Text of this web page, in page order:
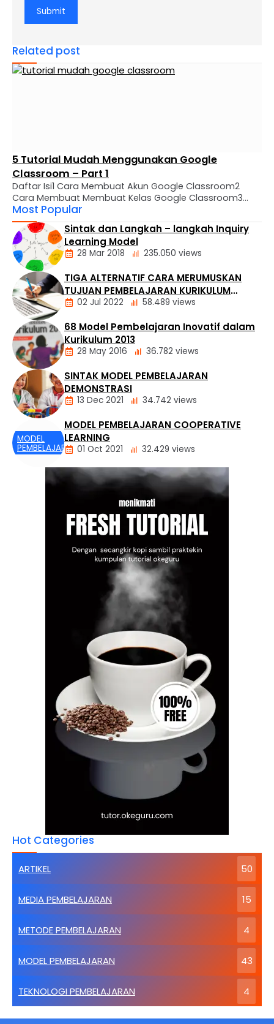
Related post
5 Tutorial Mudah Menggunakan Google
Classroom – Part 1
Daftar Isi1 Cara Membuat Akun Google Classroom2
Cara Membuat Membuat Kelas Google Classroom3
Cara Mengundang Siswa Ke Dalam Kelas Google
Classroom4 Cara Buat dan Menilai Tugas Di Google
Classroom5 Cara Buat Rubrik Di Google Classroom
Okeguru.com – Tutorial Mudah Menggunakan Google
Classroom Halo sobat okeguru.Hadirnya Pandemic
Covid-19 menuntut guru untuk lebih kreatif.Memaksakan
siswa untuk mampu …
Most Popular
MODEL
PEMBELAJARAN
Sintak dan Langkah – langkah Inquiry
Learning Model
28 Mar 2018 235.050 views
ARTIKEL
KURIKULUM
TIGA ALTERNATIF CARA MERUMUSKAN
TUJUAN PEMBELAJARAN KURIKULUM
MERDEKA
02 Jul 2022 58.489 views
BUKU
68 Model Pembelajaran Inovatif dalam
Kurikulum 2013
28 May 2016 36.782 views
MODEL
PEMBELAJARAN
SINTAK MODEL PEMBELAJARAN
DEMONSTRASI
13 Dec 2021 34.742 views
MODEL
PEMBELAJARAN
MODEL PEMBELAJARAN COOPERATIVE
LEARNING
01 Oct 2021 32.429 views
Hot Categories
ARTIKEL 50
MEDIA PEMBELAJARAN 15
METODE PEMBELAJARAN 4
MODEL PEMBELAJARAN 43
TEKNOLOGI PEMBELAJARAN 4